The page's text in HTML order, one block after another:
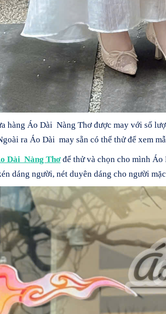
hàng Áo Dài Nàng Thơ được may với số
ra Áo Dài may sẵn có thể thử để xem
Dài Nàng Thơđể thử và chọn cho mình Áo
dáng người, nét duyên dáng cho người